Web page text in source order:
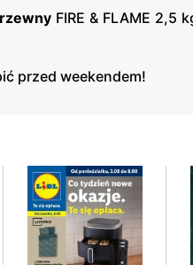
FIRE & FLAME 2,5
przed weekendem!